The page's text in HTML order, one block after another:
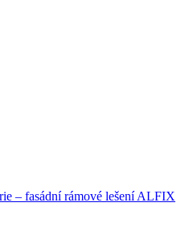
– fasádní rámové lešení ALFIX